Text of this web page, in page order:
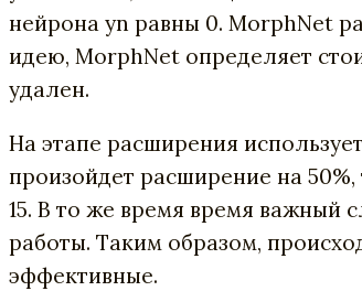
нейрона yn равны 0. MorphNet
идею, MorphNet определяет
удален.
На этапе расширения
произойдет расширение на
15. В то же время время важный
работы. Таким образом,
эффективные.